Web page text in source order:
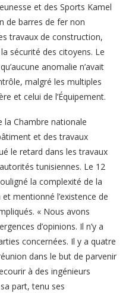
et des Sports Kamel
de barres de fer non
travaux de construction,
sécurité des citoyens. Le
anomalie n’avait
malgré les multiples
et celui de l’Équipement.
la Chambre nationale
et des travaux
le retard dans les travaux
tunisiennes. Le 12
la complexité de la
mentionné l’existence de
« Nous avons
d’opinions. Il n’y a
concernées. Il y a quatre
dans le but de parvenir
à des ingénieurs
part, tenu ses